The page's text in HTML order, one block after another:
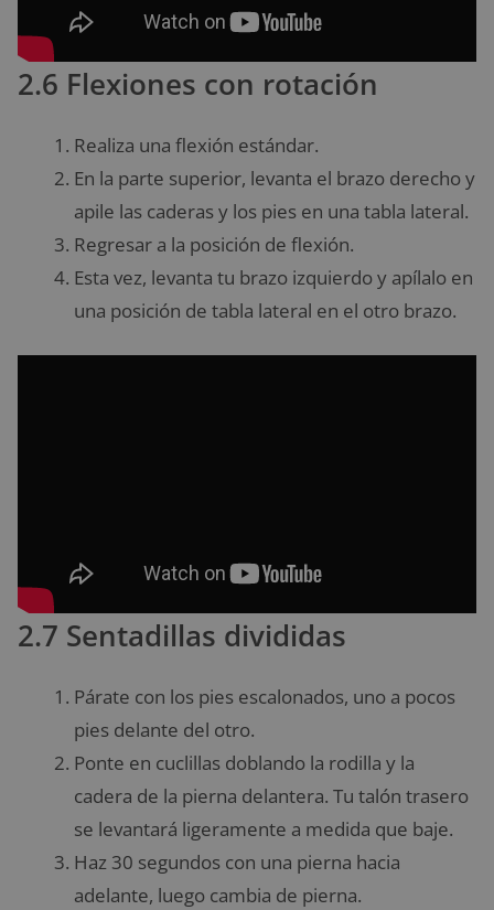
2.6 Flexiones con rotación
Realiza una flexión estándar.
En la parte superior, levanta el brazo derecho y
apile las caderas y los pies en una tabla lateral.
Regresar a la posición de flexión.
Esta vez, levanta tu brazo izquierdo y apílalo en
una posición de tabla lateral en el otro brazo.
2.7 Sentadillas divididas
Párate con los pies escalonados, uno a pocos
pies delante del otro.
Ponte en cuclillas doblando la rodilla y la
cadera de la pierna delantera. Tu talón trasero
se levantará ligeramente a medida que baje.
Haz 30 segundos con una pierna hacia
adelante, luego cambia de pierna.